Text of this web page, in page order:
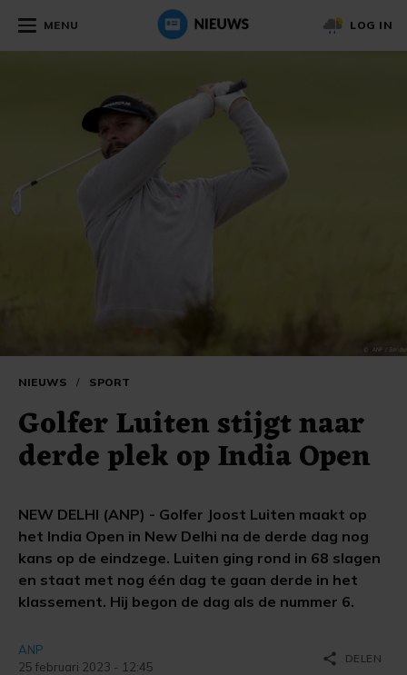
MENU LOG IN
NIEUWS / SPORT
Golfer Luiten stijgt naar
derde plek op India Open
NEW DELHI (ANP) - Golfer Joost Luiten maakt op
het India Open in New Delhi na de derde dag nog
kans op de eindzege. Luiten ging rond in 68 slagen
en staat met nog één dag te gaan derde in het
klassement. Hij begon de dag als de nummer 6.
ANP
25 februari 2023 - 12:45
share DELEN